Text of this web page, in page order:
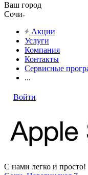
Ваш город
Сочи
Акции
Услуги
Компания
Контакты
Сервисные
...
Войти
С нами легко и просто!